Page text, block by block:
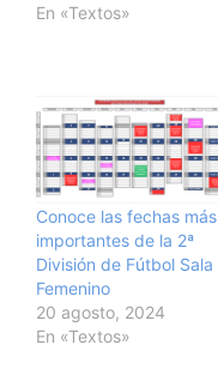
En «Textos»
Conoce las fechas más
importantes de la 2ª
División de Fútbol Sala
Femenino
20 agosto, 2024
En «Textos»